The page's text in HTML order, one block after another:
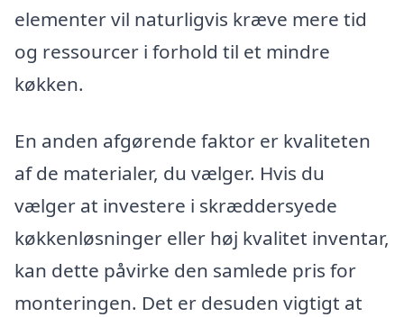
elementer vil naturligvis kræve mere tid
og ressourcer i forhold til et mindre
køkken.
En anden afgørende faktor er kvaliteten
af de materialer, du vælger. Hvis du
vælger at investere i skræddersyede
køkkenløsninger eller høj kvalitet inventar,
kan dette påvirke den samlede pris for
monteringen. Det er desuden vigtigt at